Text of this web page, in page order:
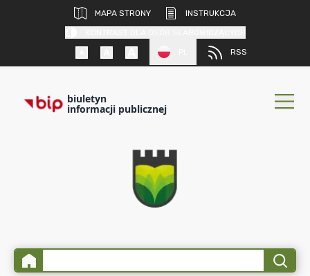
MAPA STRONY
INSTRUKCJA
RSS
biuletyn
informacji publicznej